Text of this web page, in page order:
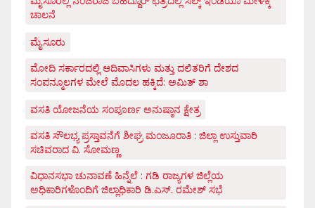
ಚಾಲನೆ
ಮೈಸೂರು
ಮೋದಿ ಸರ್ಕಾರದಲ್ಲಿ ಆದಿವಾಸಿಗಳು ಮತ್ತು ದಲಿತರಿಗೆ ದೇಶದ
ಸಂಪನ್ಮೂಲಗಳ ಮೇಲೆ ಮೊದಲ ಹಕ್ಕಿದೆ: ಅಮಿತ್ ಶಾ
ವಸತಿ ಯೋಜನೆಯ ಸಂಪೂರ್ಣ ಅನುಷ್ಠಾನ ಕ್ಷೇತ್ರ
ವಸತಿ ಸೌಲಭ್ಯ ಪ್ರಸ್ತಾವನೆಗೆ ಶೀಘ್ರ ಮಂಜೂರಾತಿ : ಜಿಲ್ಲಾ ಉಸ್ತುವಾರಿ
ಸಚಿವರಾದ ವಿ. ಸೋಮಣ್ಣ
ವಿಧಾನಸಭಾ ಚುನಾವಣೆ ಹಿನ್ನೆಲೆ : ಗಡಿ ರಾಜ್ಯಗಳ ಜಿಲ್ಲೆಯ
ಅಧಿಕಾರಿಗಳೊಂದಿಗೆ ಜಿಲ್ಲಾಧಿಕಾರಿ ಡಿ.ಎಸ್. ರಮೇಶ್ ಸಭೆ